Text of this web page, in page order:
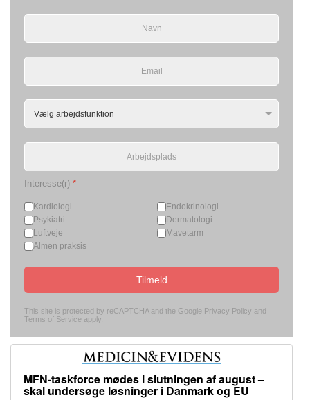
Interesse(r) *
Kardiologi
Endokrinologi
Psykiatri
Dermatologi
Luftveje
Mavetarm
Almen praksis
Tilmeld
This site is protected by reCAPTCHA and the Google Privacy Policy and
Terms of Service apply.
MFN-taskforce mødes i slutningen af august –
skal undersøge løsninger i Danmark og EU